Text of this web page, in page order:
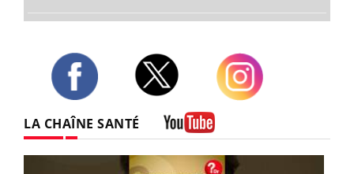
LA CHAÎNE SANTÉ